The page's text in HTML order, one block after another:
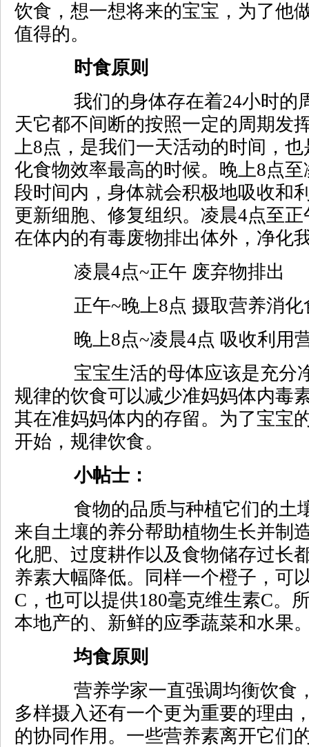
饮食，想一想将来的宝宝，为了他
值得的。
时食原则
我们的身体存在着24小时的
天它都不间断的按照一定的周期发
上8点，是我们一天活动的时间，
化食物效率最高的时候。晚上8点
段时间内，身体就会积极地吸收和
更新细胞、修复组织。凌晨4点至
在体内的有毒废物排出体外，净化
凌晨4点~正午 废弃物排出
正午~晚上8点 摄取营养消化
晚上8点~凌晨4点 吸收利用
宝宝生活的母体应该是充分
规律的饮食可以减少准妈妈体内毒
其在准妈妈体内的存留。为了宝宝
开始，规律饮食。
小帖士：
食物的品质与种植它们的土
来自土壤的养分帮助植物生长并制
化肥、过度耕作以及食物储存过长
养素大幅降低。同样一个橙子，可
C，也可以提供180毫克维生素C。
本地产的、新鲜的应季蔬菜和水果
均食原则
营养学家一直强调均衡饮食
多样摄入还有一个更为重要的理由
的协同作用。一些营养素离开它们